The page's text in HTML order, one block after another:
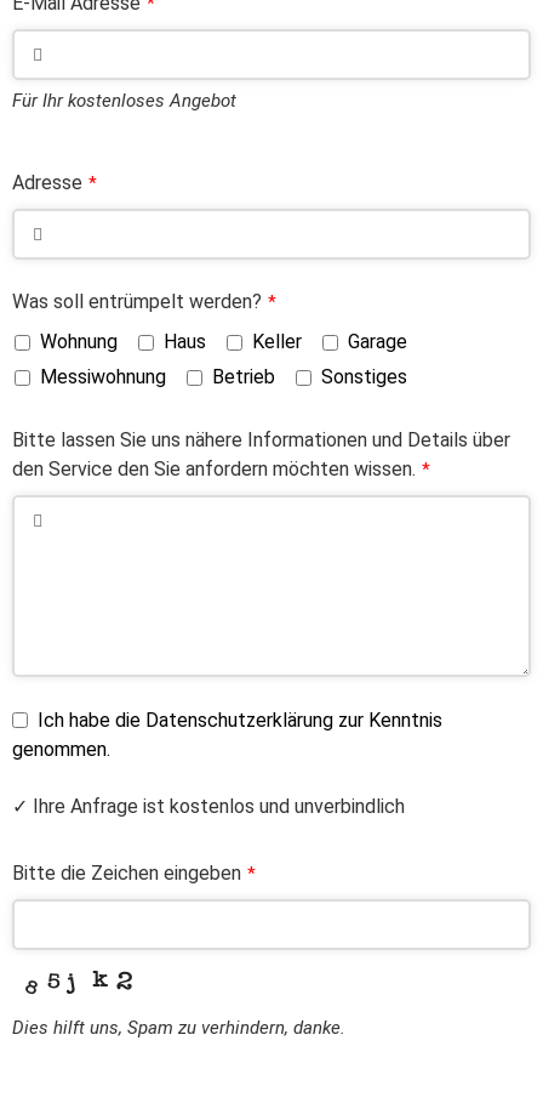
*
Für Ihr kostenloses Angebot
Adresse *
Was soll entrümpelt werden? *
Wohnung Haus Keller
Garage
Messiwohnung
Betrieb Sonstiges
Bitte lassen Sie uns nähere Informationen und Details über
den Service den Sie anfordern möchten wissen. *
Ich habe die Datenschutzerklärung zur Kenntnis
genommen.
✓ Ihre Anfrage ist kostenlos und unverbindlich
Bitte die Zeichen eingeben *
Dies hilft uns, Spam zu verhindern, danke.